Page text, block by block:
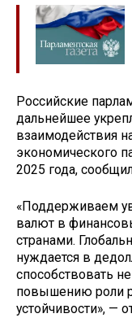
Российские
дальнейшее
взаимодействия
экономического
2025 года,
«Поддерживаем
валют в
странами.
нуждается в
способствовать
повышению роли
устойчивости», —